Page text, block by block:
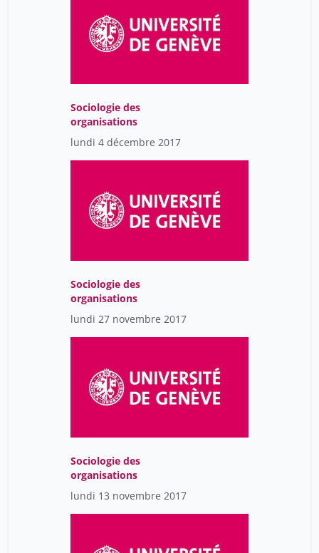
Sociologie des
organisations
lundi 4 décembre 2017
Sociologie des
organisations
lundi 27 novembre 2017
Sociologie des
organisations
lundi 13 novembre 2017